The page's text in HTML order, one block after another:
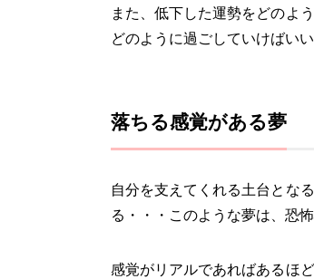
また、低下した運勢をどのよ
どのように過ごしていけばい
落ちる感覚がある夢
自分を支えてくれる土台とな
る・・・このような夢は、恐
感覚がリアルであればあるほ